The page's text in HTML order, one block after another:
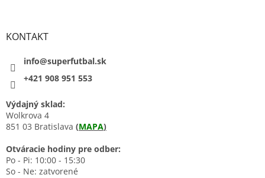
KONTAKT
info@superfutbal.sk
+421 908 951 553
Výdajný sklad:
Wolkrova 4
851 03 Bratislava (MAPA)
Otváracie hodiny pre odber:
Po - Pi: 10:00 - 15:30
So - Ne: zatvorené